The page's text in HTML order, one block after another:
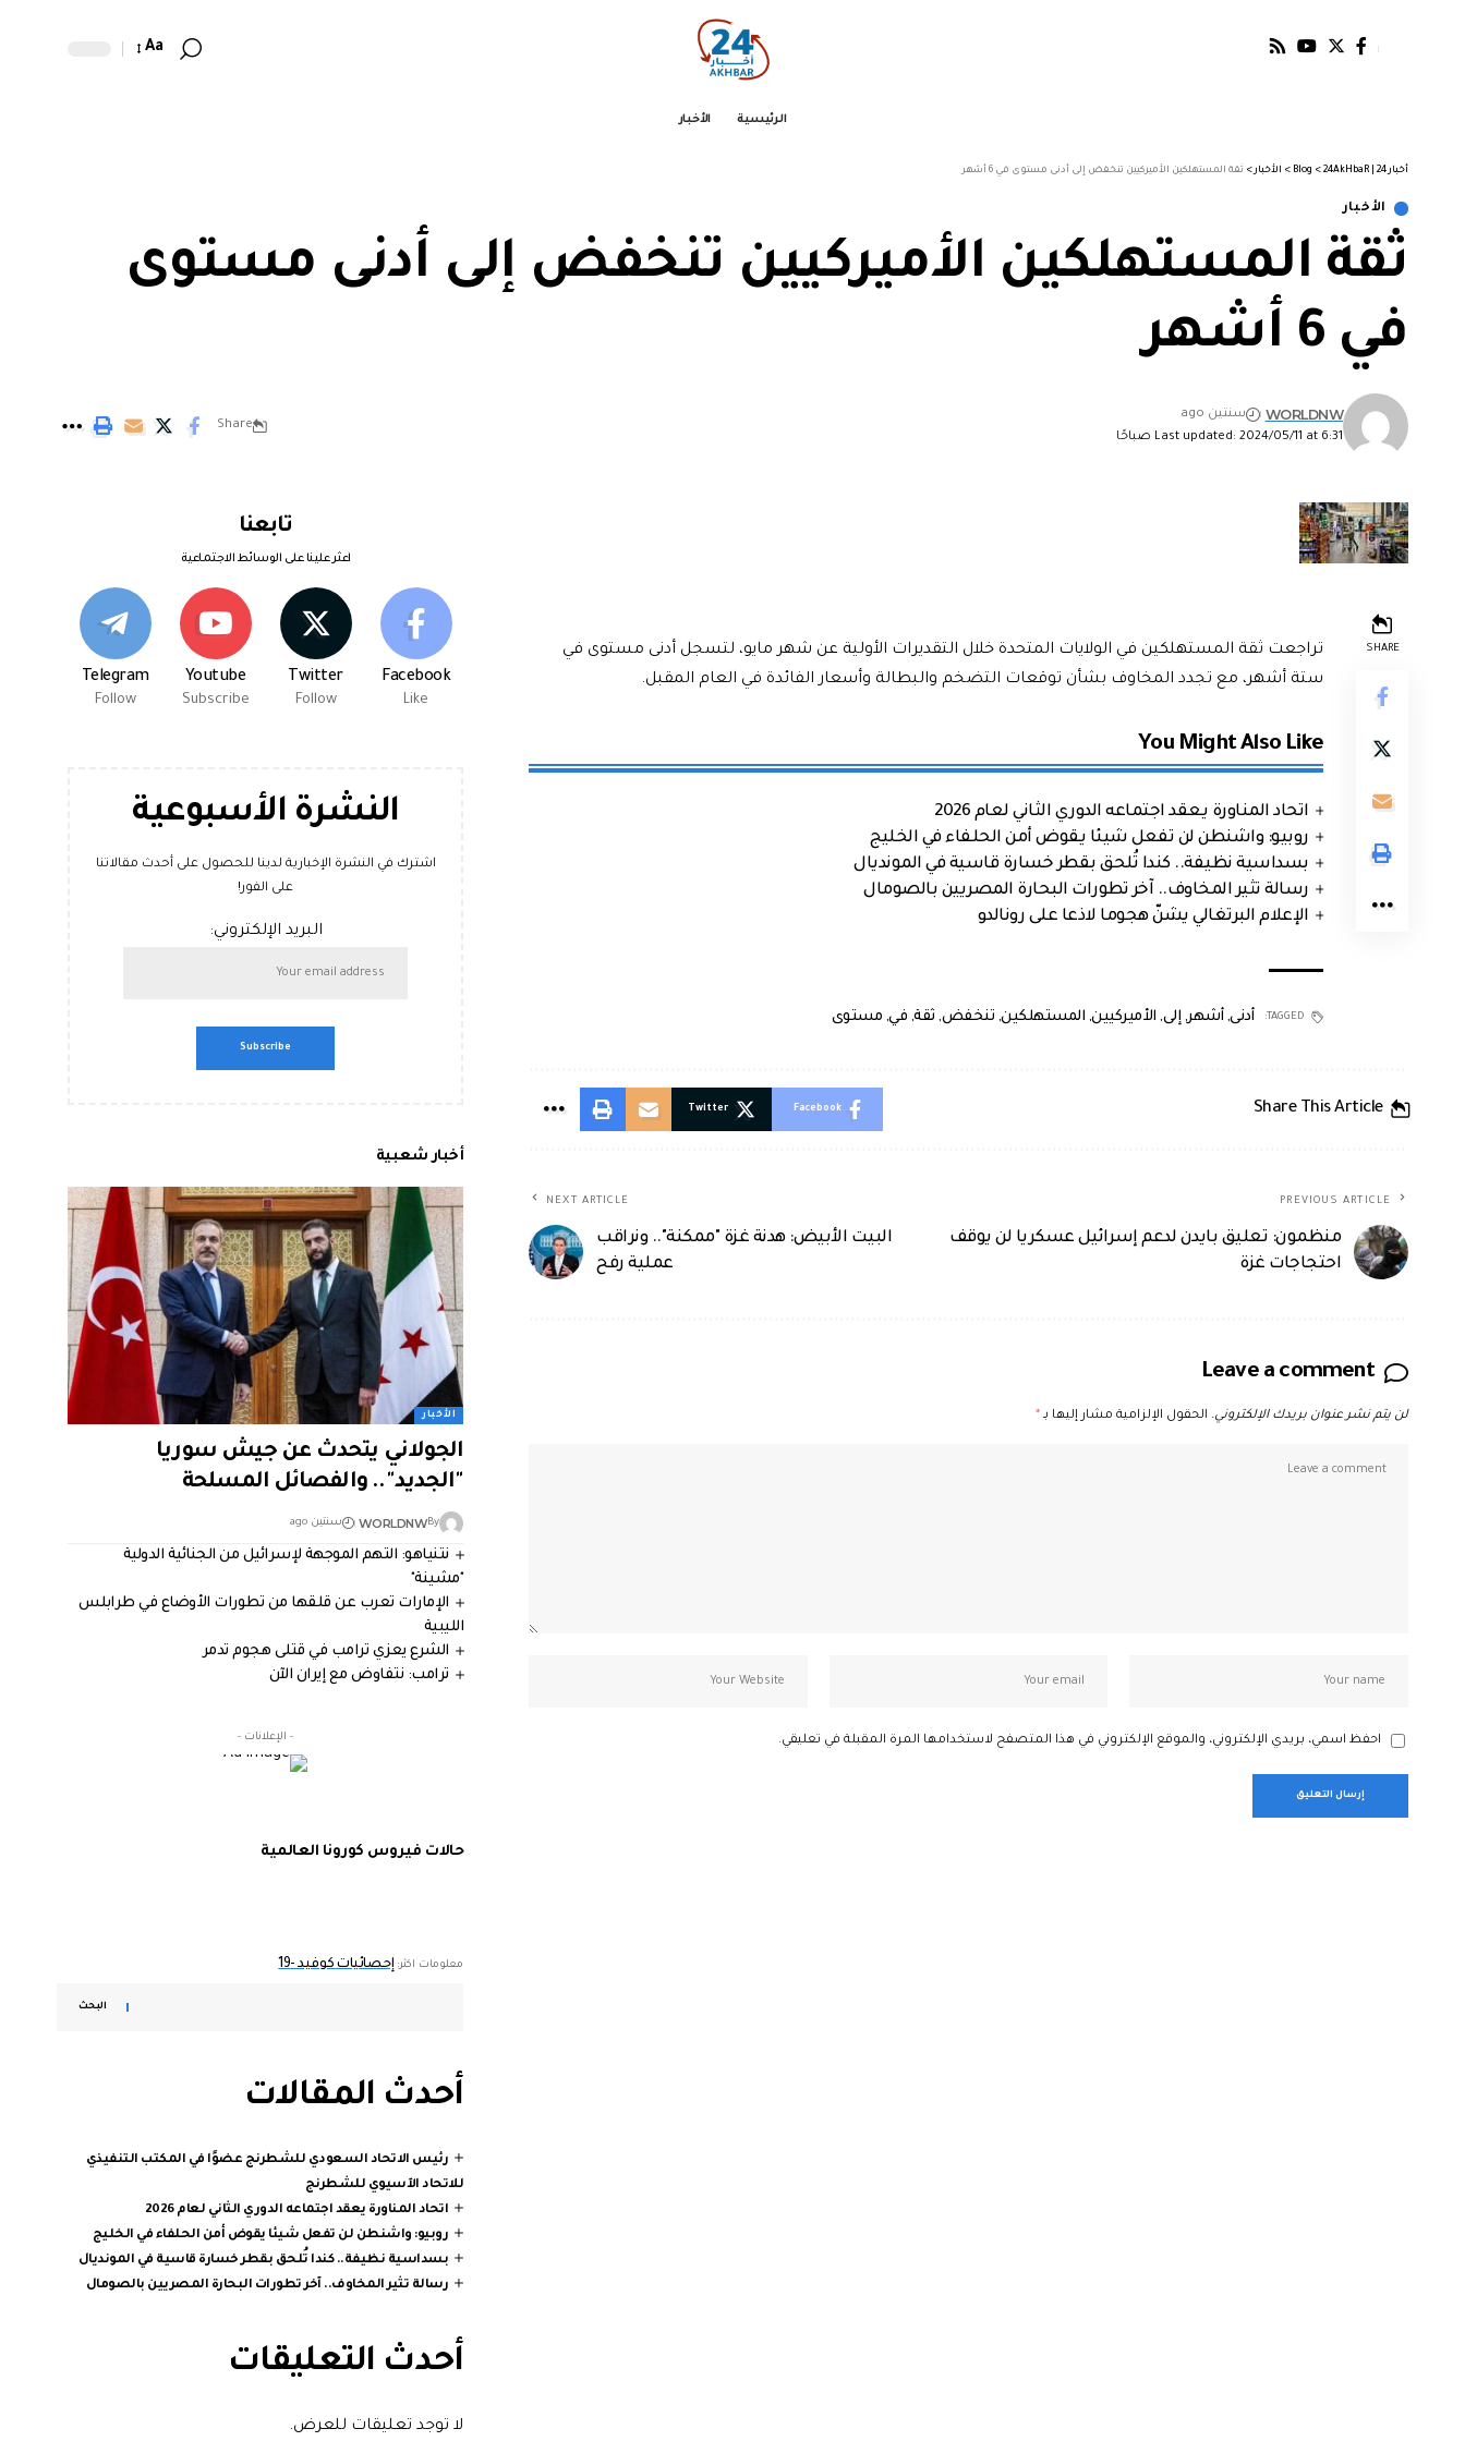
Aa
الرئيسية الأخبار
أخبار 24 | 24AkHbaR >
Blog
> الأخبار > ثقة المستهلكين الأميركيين تنخفض إلى أدنى مستوى في 6 أشهر
الأخبار
ثقة المستهلكين الأميركيين تنخفض إلى أدنى مستوى
في 6 أشهر
Last updated: 2024/05/11 at 6:31 صباحًا
WORLDNW
سنتين ago
Share
SHARE
تراجعت ثقة المستهلكين في الولايات المتحدة خلال التقديرات الأولية عن شهر مايو، لتسجل أدنى مستوى في
ستة أشهر، مع تجدد المخاوف بشأن توقعات التضخم والبطالة وأسعار الفائدة في العام المقبل.
You Might Also Like
اتحاد المناورة يعقد اجتماعه الدوري الثاني لعام 2026
روبيو: واشنطن لن تفعل شيئا يقوض أمن الحلفاء في الخليج
بسداسية نظيفة.. كندا تُلحق بقطر خسارة قاسية في المونديال
رسالة تثير المخاوف.. آخر تطورات البحارة المصريين بالصومال
الإعلام البرتغالي يشنّ هجوما لاذعا على رونالدو
TAGGED: أدنى, أشهر, إلى, الأميركيين, المستهلكين, تنخفض, ثقة, في, مستوى
Share This Article
Facebook
Twitter
PREVIOUS ARTICLE
منظمون: تعليق بايدن لدعم إسرائيل عسكريا لن يوقف
احتجاجات غزة
NEXT ARTICLE
البيت الأبيض: هدنة غزة "ممكنة".. ونراقب
عملية رفح
Leave a comment
لن يتم نشر عنوان بريدك الإلكتروني. الحقول الإلزامية مشار إليها بـ*
احفظ اسمي، بريدي الإلكتروني، والموقع الإلكتروني في هذا المتصفح لاستخدامها المرة المقبلة في تعليقي.
تابعنا
اعثر علينا على الوسائط الاجتماعية
Facebook
Like
Twitter
Follow
Youtube
Subscribe
Telegram
Follow
النشرة الأسبوعية
اشترك في النشرة الإخبارية لدينا للحصول على أحدث مقالاتنا
على الفور!
البريد الإلكتروني:
أخبار شعبية
الأخبار
الجولاني يتحدث عن جيش سوريا
"الجديد".. والفصائل المسلحة
By
WORLDNW سنتين ago
نتنياهو: التهم الموجهة لإسرائيل من الجنائية الدولية
"مشينة"
الإمارات تعرب عن قلقها من تطورات الأوضاع في طرابلس
الليبية
الشرع يعزي ترامب في قتلى هجوم تدمر
ترامب: نتفاوض مع إيران الآن
- الإعلانات -
حالات فيروس كورونا العالمية
معلومات اكثر: إحصائيات كوفيد -19
البحث
أحدث المقالات
رئيس الاتحاد السعودي للشطرنج عضوًا في المكتب التنفيذي
للاتحاد الآسيوي للشطرنج
اتحاد المناورة يعقد اجتماعه الدوري الثاني لعام 2026
روبيو: واشنطن لن تفعل شيئا يقوض أمن الحلفاء في الخليج
بسداسية نظيفة.. كندا تُلحق بقطر خسارة قاسية في المونديال
رسالة تثير المخاوف.. آخر تطورات البحارة المصريين بالصومال
أحدث التعليقات
لا توجد تعليقات للعرض.